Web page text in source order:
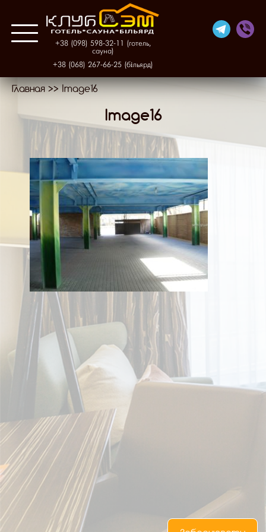
Про нас
Готель
Фінська сауна
+38 (098) 598-32-11 (готель,
сауна)
+38 (068) 267-66-25 (більярд)
Більярд
Галерея
Контакти
Главная >> Image16
Image16